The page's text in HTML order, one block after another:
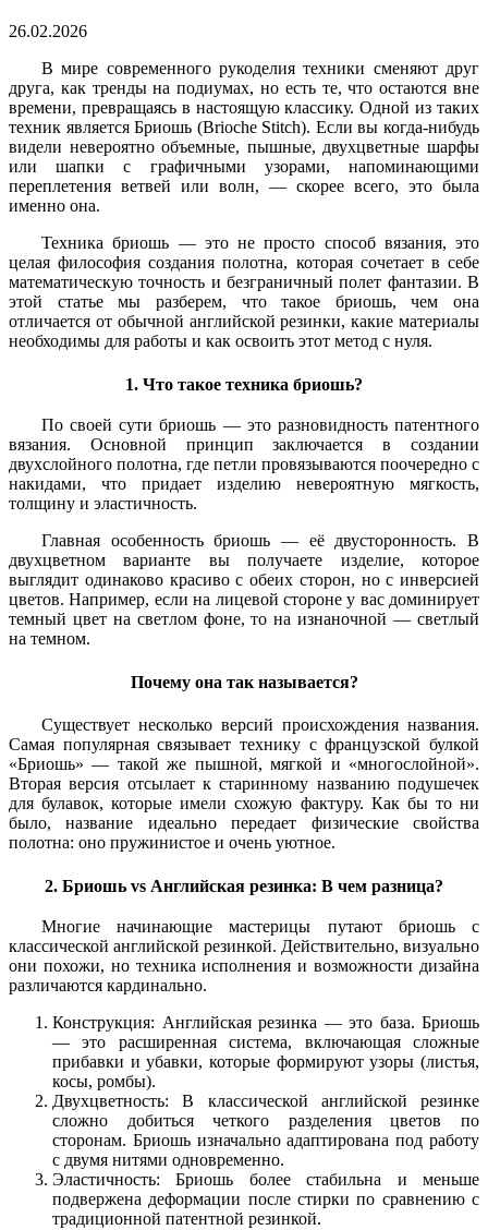
26.02.2026
В мире современного рукоделия техники сменяют друг
друга, как тренды на подиумах, но есть те, что остаются вне
времени, превращаясь в настоящую классику. Одной из таких
техник является Бриошь (Brioche Stitch). Если вы когда-нибудь
видели невероятно объемные, пышные, двухцветные шарфы
или шапки с графичными узорами, напоминающими
переплетения ветвей или волн, — скорее всего, это была
именно она.
Техника бриошь — это не просто способ вязания, это
целая философия создания полотна, которая сочетает в себе
математическую точность и безграничный полет фантазии. В
этой статье мы разберем, что такое бриошь, чем она
отличается от обычной английской резинки, какие материалы
необходимы для работы и как освоить этот метод с нуля.
1. Что такое техника бриошь?
По своей сути бриошь — это разновидность патентного
вязания. Основной принцип заключается в создании
двухслойного полотна, где петли провязываются поочередно с
накидами, что придает изделию невероятную мягкость,
толщину и эластичность.
Главная особенность бриошь — её двусторонность. В
двухцветном варианте вы получаете изделие, которое
выглядит одинаково красиво с обеих сторон, но с инверсией
цветов. Например, если на лицевой стороне у вас доминирует
темный цвет на светлом фоне, то на изнаночной — светлый
на темном.
Почему она так называется?
Существует несколько версий происхождения названия.
Самая популярная связывает технику с французской булкой
«Бриошь» — такой же пышной, мягкой и «многослойной».
Вторая версия отсылает к старинному названию подушечек
для булавок, которые имели схожую фактуру. Как бы то ни
было, название идеально передает физические свойства
полотна: оно пружинистое и очень уютное.
2. Бриошь vs Английская резинка: В чем разница?
Многие начинающие мастерицы путают бриошь с
классической английской резинкой. Действительно, визуально
они похожи, но техника исполнения и возможности дизайна
различаются кардинально.
Конструкция: Английская резинка — это база. Бриошь
— это расширенная система, включающая сложные
прибавки и убавки, которые формируют узоры (листья,
косы, ромбы).
Двухцветность: В классической английской резинке
сложно добиться четкого разделения цветов по
сторонам. Бриошь изначально адаптирована под работу
с двумя нитями одновременно.
Эластичность: Бриошь более стабильна и меньше
подвержена деформации после стирки по сравнению с
традиционной патентной резинкой.